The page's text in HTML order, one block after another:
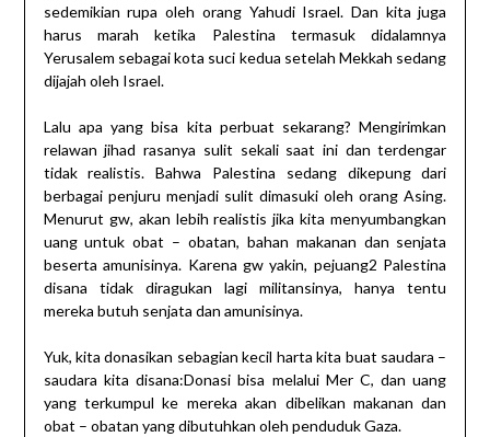
sedemikian rupa oleh orang Yahudi Israel. Dan kita juga
harus marah ketika Palestina termasuk didalamnya
Yerusalem sebagai kota suci kedua setelah Mekkah sedang
dijajah oleh Israel.
Lalu apa yang bisa kita perbuat sekarang? Mengirimkan
relawan jihad rasanya sulit sekali saat ini dan terdengar
tidak realistis. Bahwa Palestina sedang dikepung dari
berbagai penjuru menjadi sulit dimasuki oleh orang Asing.
Menurut gw, akan lebih realistis jika kita menyumbangkan
uang untuk obat – obatan, bahan makanan dan senjata
beserta amunisinya. Karena gw yakin, pejuang2 Palestina
disana tidak diragukan lagi militansinya, hanya tentu
mereka butuh senjata dan amunisinya.
Yuk, kita donasikan sebagian kecil harta kita buat saudara –
saudara kita disana:Donasi bisa melalui Mer C, dan uang
yang terkumpul ke mereka akan dibelikan makanan dan
obat – obatan yang dibutuhkan oleh penduduk Gaza.